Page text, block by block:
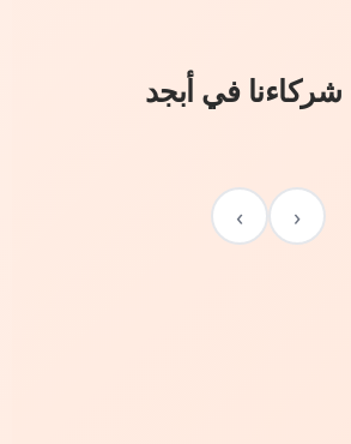
شركاءنا في أبجد
‹
›